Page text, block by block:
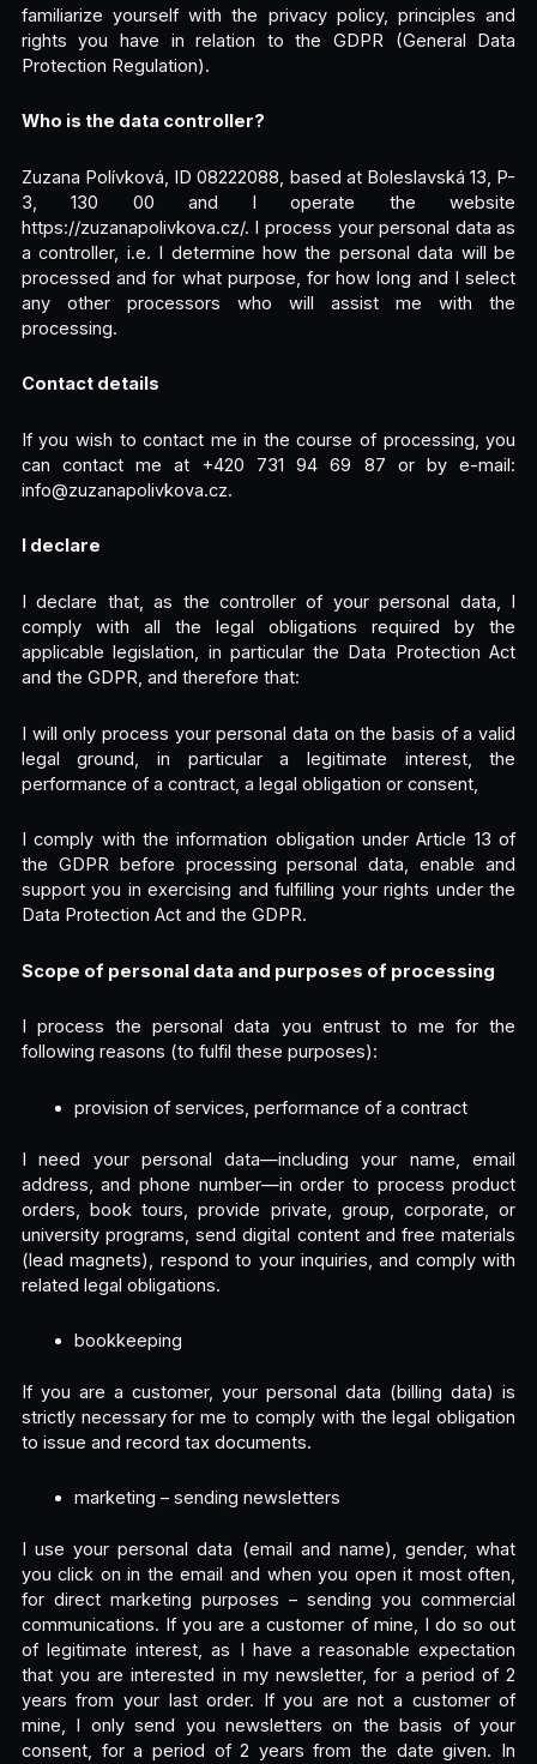
familiarize yourself with the privacy policy, principles and
rights you have in relation to the GDPR (General Data
Protection Regulation).
Who is the data controller?
Zuzana Polívková, ID 08222088, based at Boleslavská 13, P-
3, 130 00 and I operate the website
https://zuzanapolivkova.cz/. I process your personal data as
a controller, i.e. I determine how the personal data will be
processed and for what purpose, for how long and I select
any other processors who will assist me with the
processing.
Contact details
If you wish to contact me in the course of processing, you
can contact me at +420 731 94 69 87 or by e-mail:
info@zuzanapolivkova.cz.
I declare
I declare that, as the controller of your personal data, I
comply with all the legal obligations required by the
applicable legislation, in particular the Data Protection Act
and the GDPR, and therefore that:
I will only process your personal data on the basis of a valid
legal ground, in particular a legitimate interest, the
performance of a contract, a legal obligation or consent,
I comply with the information obligation under Article 13 of
the GDPR before processing personal data, enable and
support you in exercising and fulfilling your rights under the
Data Protection Act and the GDPR.
Scope of personal data and purposes of processing
I process the personal data you entrust to me for the
following reasons (to fulfil these purposes):
provision of services, performance of a contract
I need your personal data—including your name, email
address, and phone number—in order to process product
orders, book tours, provide private, group, corporate, or
university programs, send digital content and free materials
(lead magnets), respond to your inquiries, and comply with
related legal obligations.
bookkeeping
If you are a customer, your personal data (billing data) is
strictly necessary for me to comply with the legal obligation
to issue and record tax documents.
marketing – sending newsletters
I use your personal data (email and name), gender, what
you click on in the email and when you open it most often,
for direct marketing purposes – sending you commercial
communications. If you are a customer of mine, I do so out
of legitimate interest, as I have a reasonable expectation
that you are interested in my newsletter, for a period of 2
years from your last order. If you are not a customer of
mine, I only send you newsletters on the basis of your
consent, for a period of 2 years from the date given. In